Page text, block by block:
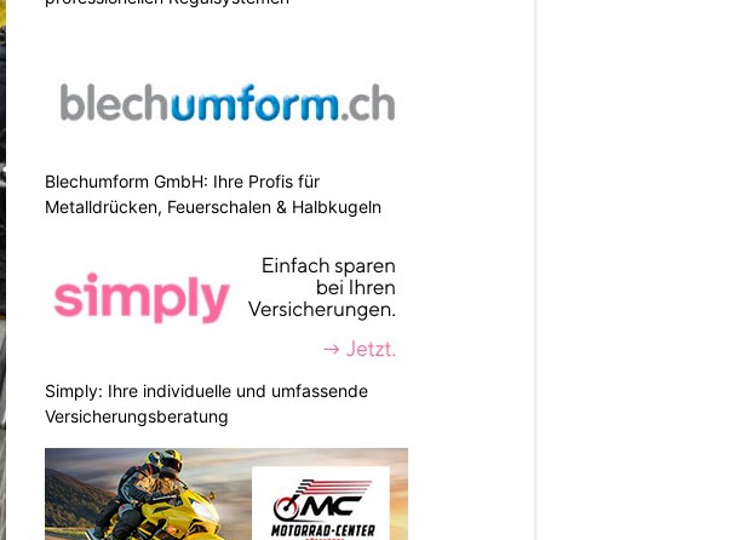
Blechumform GmbH: Ihre Profis für
Metalldrücken, Feuerschalen & Halbkugeln
Simply: Ihre individuelle und umfassende
Versicherungsberatung